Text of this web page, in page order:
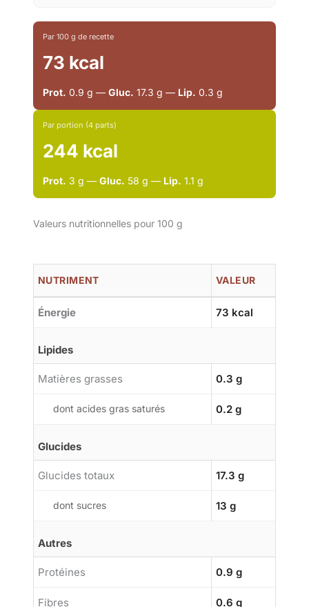
Par 100 g de recette
73 kcal
Prot. 0.9 g — Gluc. 17.3 g — Lip. 0.3 g
Par portion (4 parts)
244 kcal
Prot. 3 g — Gluc. 58 g — Lip. 1.1 g
Valeurs nutritionnelles pour 100 g
NUTRIMENT VALEUR
Énergie 73 kcal
Lipides
Matières grasses 0.3 g
dont acides gras saturés 0.2 g
Glucides
Glucides totaux 17.3 g
dont sucres 13 g
Autres
Protéines 0.9 g
Fibres 0.6 g